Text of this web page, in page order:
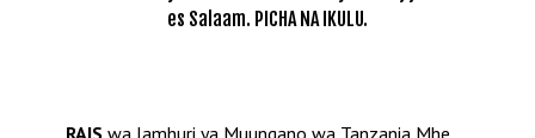
es Salaam. PICHA NA IKULU.